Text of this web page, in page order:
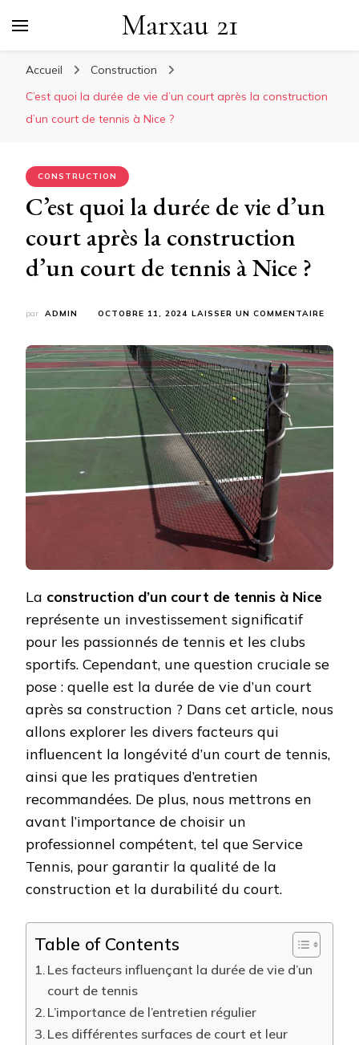
Marxau 21
Accueil
Construction
C’est quoi la durée de vie d’un court après la construction
d’un court de tennis à Nice ?
CONSTRUCTION
C’est quoi la durée de vie d’un
court après la construction
d’un court de tennis à Nice ?
par ADMIN OCTOBRE 11, 2024 LAISSER UN COMMENTAIRE
LA
DURÉE
DE
COURT
?
La construction d’un court de tennis à Nice
représente un investissement significatif
pour les passionnés de tennis et les clubs
sportifs. Cependant, une question cruciale se
pose : quelle est la durée de vie d’un court
après sa construction ? Dans cet article, nous
allons explorer les divers facteurs qui
influencent la longévité d’un court de tennis,
ainsi que les pratiques d’entretien
recommandées. De plus, nous mettrons en
avant l’importance de choisir un
professionnel compétent, tel que Service
Tennis, pour garantir la qualité de la
construction et la durabilité du court.
Table of Contents
Les facteurs influençant la durée de vie d’un
court de tennis
L’importance de l’entretien régulier
Les différentes surfaces de court et leur